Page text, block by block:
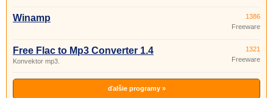
Winamp
1386
Freeware
Free Flac to Mp3 Converter 1.4
Konvektor mp3.
1321
Freeware
ďalšie programy »